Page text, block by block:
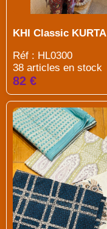
KHI Classic KURTA
Réf : HL0300
38 articles en stock
82 €